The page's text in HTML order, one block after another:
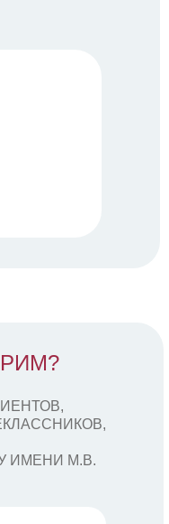
ИМЕНИ М.В.